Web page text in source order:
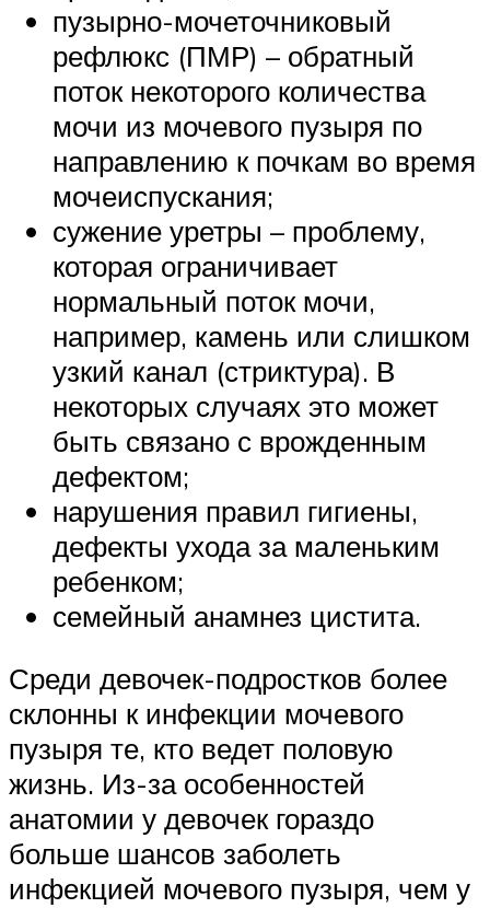
пузырно-мочеточниковый
рефлюкс (ПМР) – обратный
поток некоторого количества
мочи из мочевого пузыря по
направлению к почкам во время
мочеиспускания;
сужение уретры – проблему,
которая ограничивает
нормальный поток мочи,
например, камень или слишком
узкий канал (стриктура). В
некоторых случаях это может
быть связано с врожденным
дефектом;
нарушения правил гигиены,
дефекты ухода за маленьким
ребенком;
семейный анамнез цистита.
Среди девочек-подростков более
склонны к инфекции мочевого
пузыря те, кто ведет половую
жизнь. Из-за особенностей
анатомии у девочек гораздо
больше шансов заболеть
инфекцией мочевого пузыря, чем у